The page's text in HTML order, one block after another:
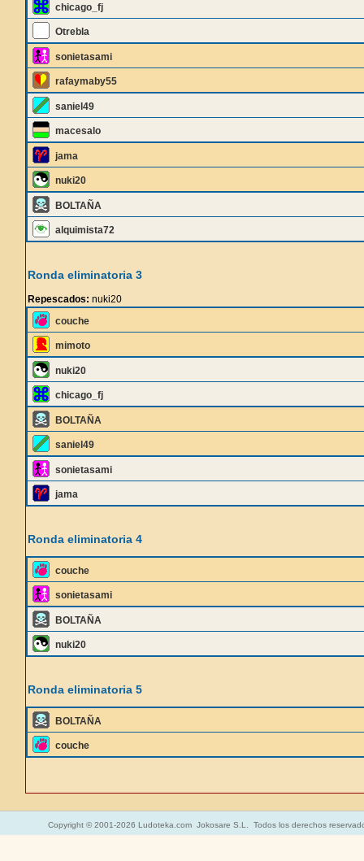
chicago_fj
Otrebla
sonietasami
rafaymaby55
saniel49
macesalo
jama
nuki20
BOLTAÑA
alquimista72
Ronda eliminatoria 3
Repescados: nuki20
couche
mimoto
nuki20
chicago_fj
BOLTAÑA
saniel49
sonietasami
jama
Ronda eliminatoria 4
couche
sonietasami
BOLTAÑA
nuki20
Ronda eliminatoria 5
BOLTAÑA
couche
Copyright © 2001-2026 Ludoteka.com Jokosare S.L. Todos los derechos